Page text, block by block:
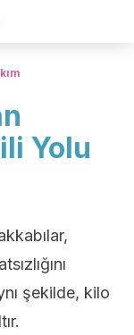
Yolu
şekilde, kilo